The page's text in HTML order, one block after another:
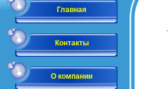
Главная
Контакты
О компании